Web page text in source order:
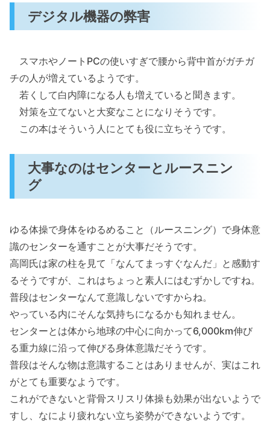
デジタル機器の弊害
スマホやノートPCの使いすぎで腰から背中首がガチガ
チの人が増えているようです。
若くして白内障になる人も増えていると聞きます。
対策を立てないと大変なことになりそうです。
この本はそういう人にとても役に立ちそうです。
大事なのはセンターとルースニン
グ
ゆる体操で身体をゆるめること（ルースニング）で身体意
識のセンターを通すことが大事だそうです。
高岡氏は家の柱を見て「なんてまっすぐなんだ」と感動す
るそうですが、これはちょっと素人にはむずかしですね。
普段はセンターなんて意識しないですからね。
やっている内にそんな気持ちになるかも知れません。
センターとは体から地球の中心に向かって6,000km伸び
る重力線に沿って伸びる身体意識だそうです。
普段はそんな物は意識することはありませんが、実はこれ
がとても重要なようです。
これができないと背骨スリスリ体操も効果が出ないようで
すし、なにより疲れない立ち姿勢ができないようです。